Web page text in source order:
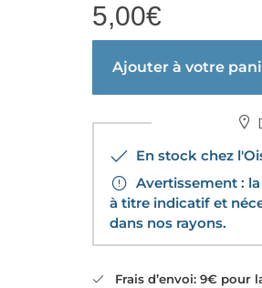
5,00€
Ajouter à votre
En stock chez
Avertissement :
à titre indicatif et
dans nos rayons.
Frais d’envoi: 9€ pour